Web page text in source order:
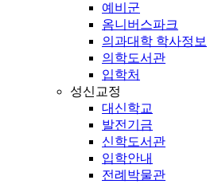
예비군
옴니버스파크
의과대학 학사정보
의학도서관
입학처
성신교정
대신학교
발전기금
신학도서관
입학안내
전례박물관